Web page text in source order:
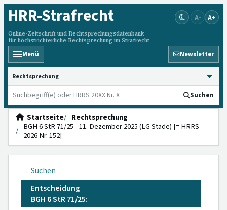
HRR-Strafrecht
Online-Zeitschrift und Rechtsprechungsdatenbank
für höchstrichterliche Rechtsprechung im Strafrecht
A- A+
Menü Newsletter
HRRS durchsuchen
Suchen
Startseite
Rechtsprechung
BGH 6 StR 71/25 - 11. Dezember 2025 (LG Stade) [= HRRS
2026 Nr. 152]
Suchen
Entscheidung
BGH 6 StR 71/25: